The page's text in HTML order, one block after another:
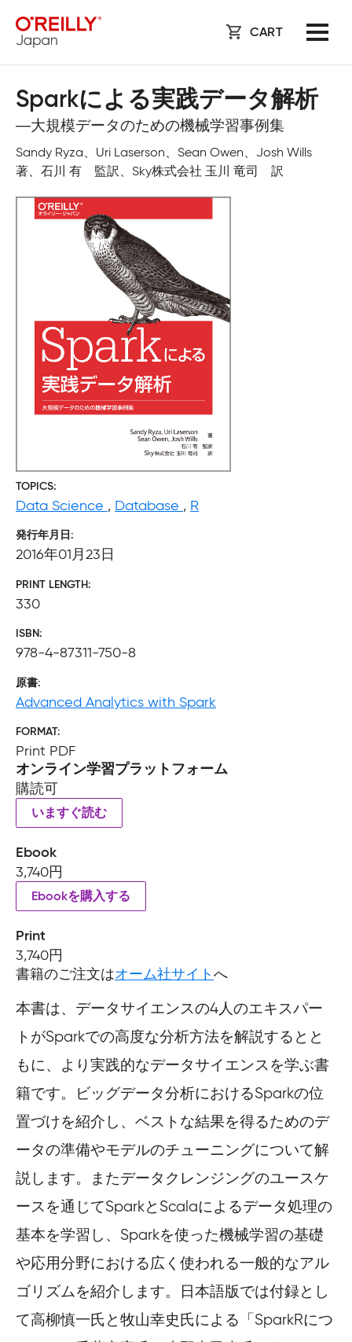
CART
Sparkによる実践データ解析
―大規模データのための機械学習事例集
Sandy Ryza、Uri Laserson、Sean Owen、Josh Wills
著、石川 有 監訳、Sky株式会社 玉川 竜司 訳
TOPICS
Data Science , Database , R
発行年月日
2016年01月23日
PRINT LENGTH
330
ISBN
978-4-87311-750-8
原書
Advanced Analytics with Spark
FORMAT
Print PDF
オンライン学習プラットフォーム
購読可
いますぐ読む
Ebook
3,740円
Ebookを購入する
Print
3,740円
書籍のご注文はオーム社サイトへ
本書は、データサイエンスの4人のエキスパー
トがSparkでの高度な分析方法を解説するとと
もに、より実践的なデータサイエンスを学ぶ書
籍です。ビッグデータ分析におけるSparkの位
置づけを紹介し、ベストな結果を得るためのデ
ータの準備やモデルのチューニングについて解
説します。またデータクレンジングのユースケ
ースを通じてSparkとScalaによるデータ処理の
基本を学習し、Sparkを使った機械学習の基礎
や応用分野における広く使われる一般的なアル
ゴリズムを紹介します。日本語版では付録とし
て高柳慎一氏と牧山幸史氏による「SparkRにつ